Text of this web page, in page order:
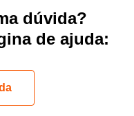
dúvida?
de ajuda: